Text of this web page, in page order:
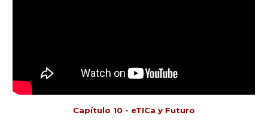
Capítulo 10 - eTICa y Futuro